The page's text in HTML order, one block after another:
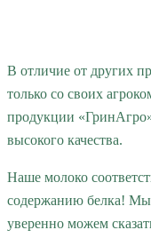
В отличие от других
только со своих
продукции «ГринАгро»
высокого качества.
Наше молоко
содержанию белка! Мы
уверенно можем